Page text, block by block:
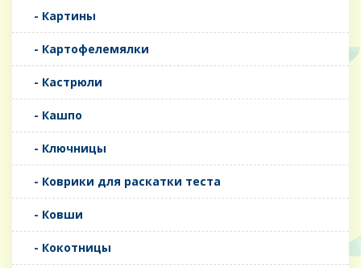
- Картины
- Картофелемялки
- Кастрюли
- Кашпо
- Ключницы
- Коврики для раскатки теста
- Ковши
- Кокотницы